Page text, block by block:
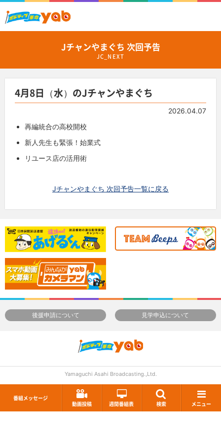
番組メッセージ
動画投稿
週間番組表 検索 メニュー
Jチャンやまぐち 次回予告
JC_NEXT
4月8日（水）のJチャンやまぐち
2026.04.07
再編統合の高校開校
新人先生も緊張！始業式
リユース店の活用術
Jチャンやまぐち 次回予告一覧に戻る
後援申請について 見学申込について
Yamaguchi Asahi Broadcasting.,Ltd.